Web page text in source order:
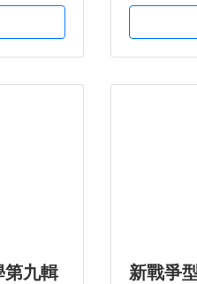
第九輯
新戰爭